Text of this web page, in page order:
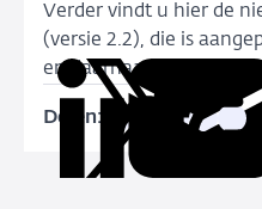
Verder vindt u hier de
(versie 2.2), die is
en daarnaast enkele
Delen:
Deel
DeelDeel